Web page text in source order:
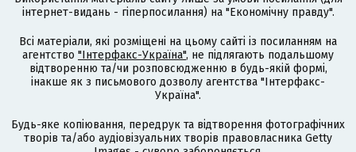
інтернет-видань - гіперпосилання) на "Економічну правду".
Всі матеріали, які розміщені на цьому сайті із посиланням на
агентство "Інтерфакс-Україна", не підлягають подальшому
відтворенню та/чи розповсюдженню в будь-якій формі,
інакше як з письмового дозволу агентства "Інтерфакс-
Україна".
Будь-яке копіювання, передрук та відтворення фотографічних
творів та/або аудіовізуальних творів правовласника Getty